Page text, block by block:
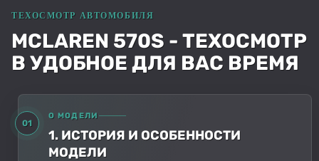
MCLAREN 570S - ТЕХОСМОТР
В УДОБНОЕ ДЛЯ ВАС ВРЕМЯ
01
О МОДЕЛИ
1. ИСТОРИЯ И ОСОБЕННОСТИ
МОДЕЛИ